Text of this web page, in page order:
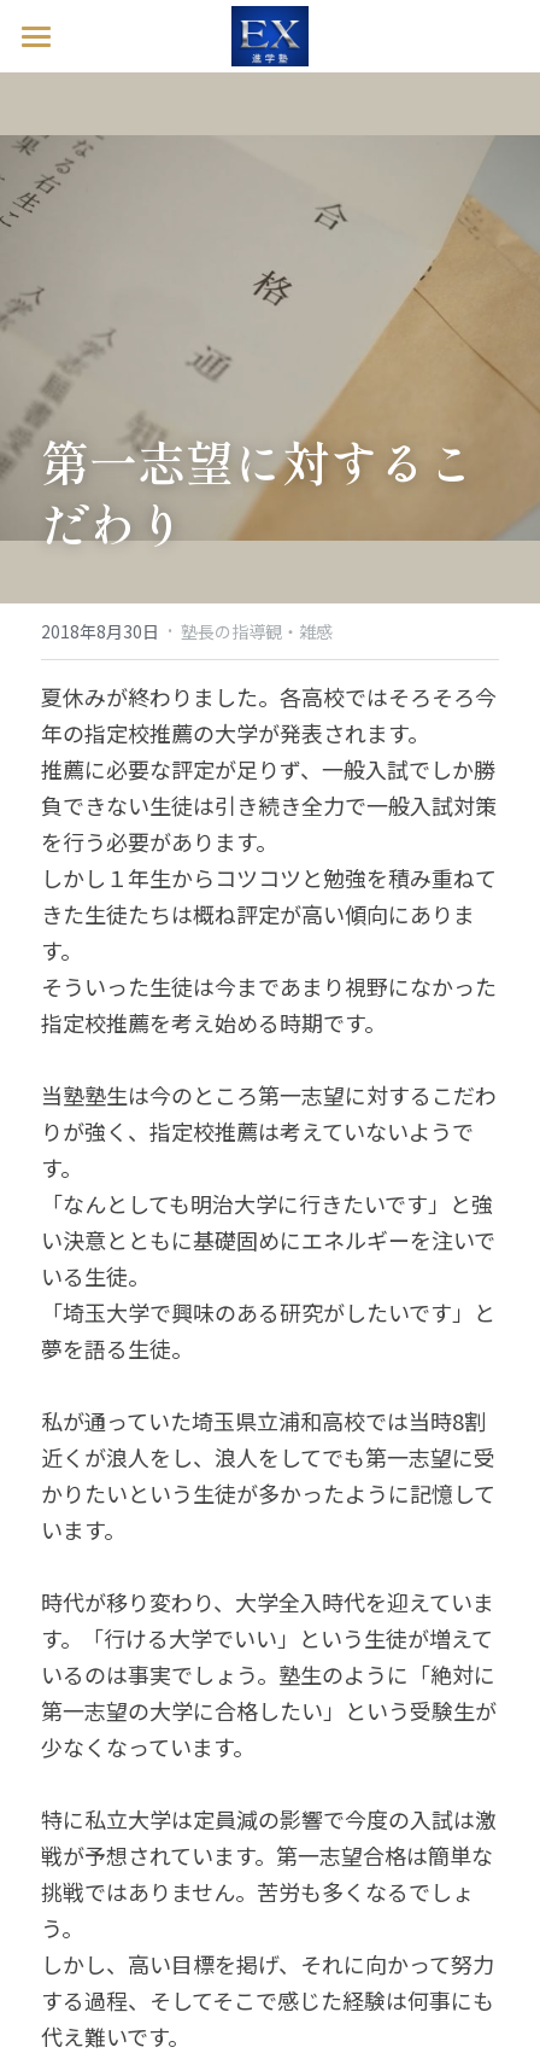
ホーム
英語診断ドック
英語診断ドックを予約する
第一志望に対するこ
だわり
2018年8月30日 · 塾長の指導観・雑感
夏休みが終わりました。各高校ではそろそろ今
年の指定校推薦の大学が発表されます。
推薦に必要な評定が足りず、一般入試でしか勝
負できない生徒は引き続き全力で一般入試対策
を行う必要があります。
しかし１年生からコツコツと勉強を積み重ねて
きた生徒たちは概ね評定が高い傾向にありま
す。
そういった生徒は今まであまり視野になかった
指定校推薦を考え始める時期です。
当塾塾生は今のところ第一志望に対するこだわ
りが強く、指定校推薦は考えていないようで
す。
「なんとしても明治大学に行きたいです」と強
い決意とともに基礎固めにエネルギーを注いで
いる生徒。
「埼玉大学で興味のある研究がしたいです」と
夢を語る生徒。
私が通っていた埼玉県立浦和高校では当時8割
近くが浪人をし、浪人をしてでも第一志望に受
かりたいという生徒が多かったように記憶して
います。
時代が移り変わり、大学全入時代を迎えていま
す。「行ける大学でいい」という生徒が増えて
いるのは事実でしょう。塾生のように「絶対に
第一志望の大学に合格したい」という受験生が
少なくなっています。
特に私立大学は定員減の影響で今度の入試は激
戦が予想されています。第一志望合格は簡単な
挑戦ではありません。苦労も多くなるでしょ
う。
しかし、高い目標を掲げ、それに向かって努力
する過程、そしてそこで感じた経験は何事にも
代え難いです。